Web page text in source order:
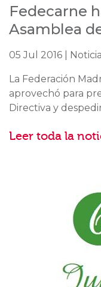
Fedecarne
Asamblea
05 Jul 2016 |
La Federación
aprovechó para
Directiva y
Leer toda la